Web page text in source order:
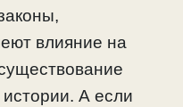
влияние на
А если